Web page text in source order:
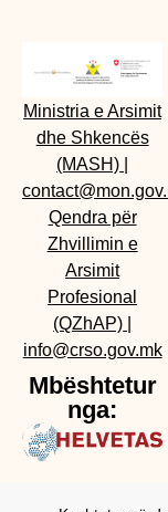
Ministria e Arsimit
dhe Shkencës
(MASH)
Qendra për
Zhvillimin e
Arsimit
Profesional
(QZhAP)
info@crso.gov.mk
Mbështetur
nga: